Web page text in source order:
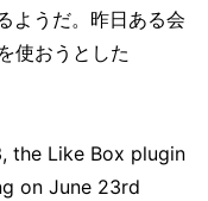
ようだ。昨日ある会
使おうとした
the Like Box plugin
on June 23rd